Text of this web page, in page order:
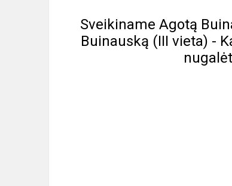
Sveikiname Agotą
Buinauską (III vieta) -